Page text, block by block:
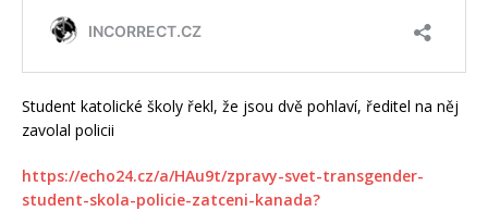
Student katolické školy řekl, že jsou dvě pohlaví, ředitel na něj
zavolal policii
https://echo24.cz/a/HAu9t/zpravy-svet-transgender-
student-skola-policie-zatceni-kanada?